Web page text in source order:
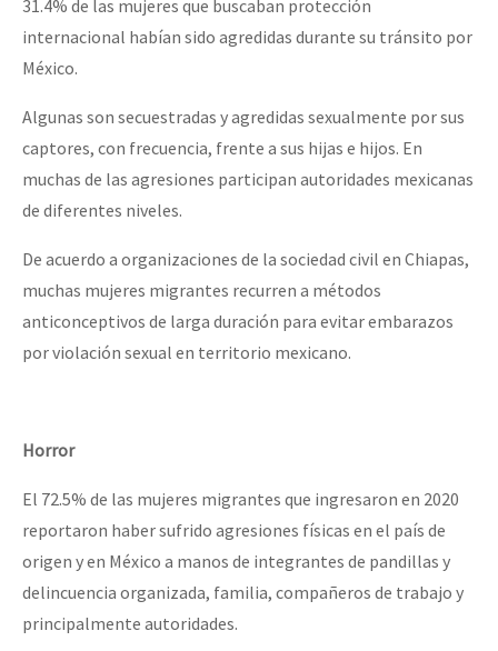
31.4% de las mujeres que buscaban protección
internacional habían sido agredidas durante su tránsito por
México.
Algunas son secuestradas y agredidas sexualmente por sus
captores, con frecuencia, frente a sus hijas e hijos. En
muchas de las agresiones participan autoridades mexicanas
de diferentes niveles.
De acuerdo a organizaciones de la sociedad civil en Chiapas,
muchas mujeres migrantes recurren a métodos
anticonceptivos de larga duración para evitar embarazos
por violación sexual en territorio mexicano.
Horror
El 72.5% de las mujeres migrantes que ingresaron en 2020
reportaron haber sufrido agresiones físicas en el país de
origen y en México a manos de integrantes de pandillas y
delincuencia organizada, familia, compañeros de trabajo y
principalmente autoridades.